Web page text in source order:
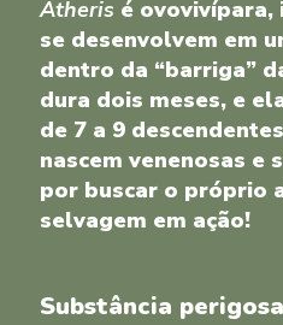
Atheris é ovovivípara,
se desenvolvem em
dentro da “barriga”
dura dois meses, e
de 7 a 9
nascem venenosas e
por buscar o próprio
selvagem em ação!
Substância perigosa